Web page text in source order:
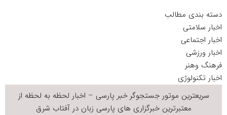
دسته بندی مطالب
اخبار سلامتی
اخبار اجتماعی
اخبار ورزشی
فرهنگ وهنر
اخبار تکنولوژی
سریعترین موتور جستجوگرخبر پارسی – اخبار لحظه به لحظه از
معتبرترین خبرگزاری های پارسی زبان درآفتاب شرق